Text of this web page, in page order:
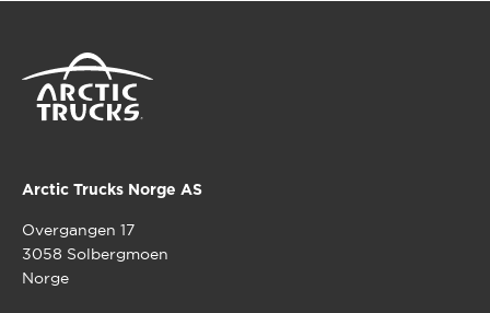
Arctic Trucks Norge AS
Overgangen 17
3058 Solbergmoen
Norge